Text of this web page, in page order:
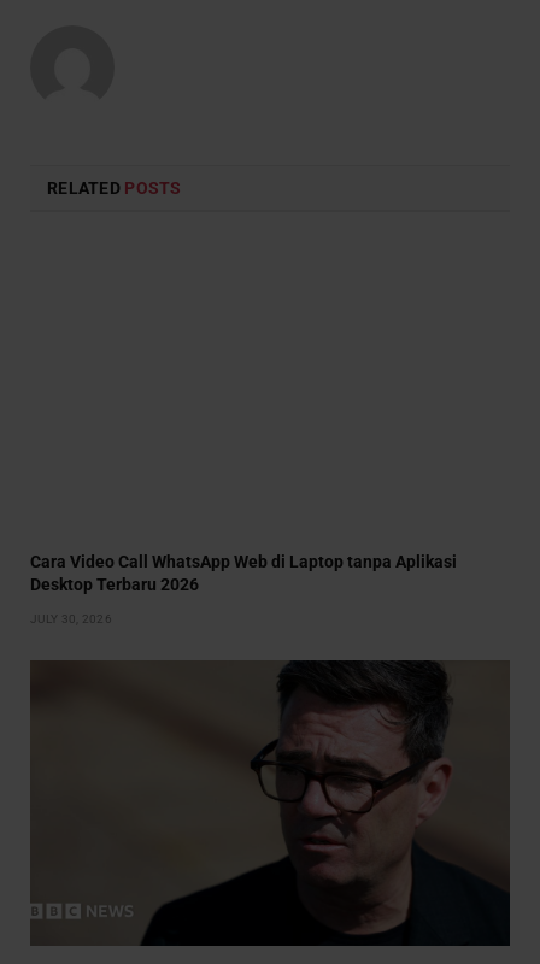
RELATED POSTS
Cara Video Call WhatsApp Web di Laptop tanpa Aplikasi
Desktop Terbaru 2026
JULY 30, 2026